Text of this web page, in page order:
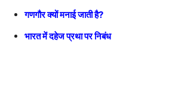
गणगौर क्यों मनाई जाती है?
भारत में दहेज प्रथा पर निबंध